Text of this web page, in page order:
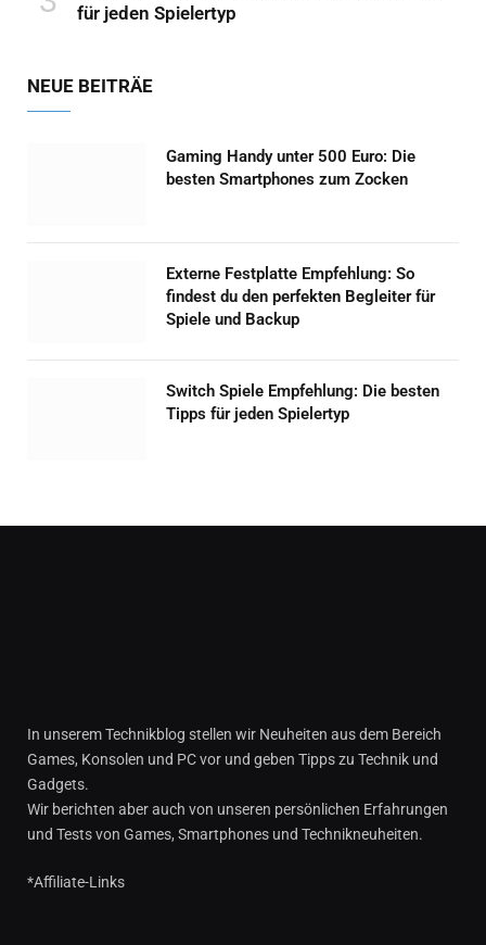
für jeden Spielertyp
NEUE BEITRÄE
Gaming Handy unter 500 Euro: Die
besten Smartphones zum Zocken
Externe Festplatte Empfehlung: So
findest du den perfekten Begleiter für
Spiele und Backup
Switch Spiele Empfehlung: Die besten
Tipps für jeden Spielertyp
In unserem Technikblog stellen wir Neuheiten aus dem Bereich
Games, Konsolen und PC vor und geben Tipps zu Technik und
Gadgets.
Wir berichten aber auch von unseren persönlichen Erfahrungen
und Tests von Games, Smartphones und Technikneuheiten.
*Affiliate-Links